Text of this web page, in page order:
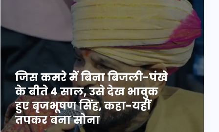
जिस कमरे में बिना बिजली-पंखे
के बीते 4 साल, उसे देख भावुक
हुए बृजभूषण सिंह, कहा-यहीं
तपकर बना सोना